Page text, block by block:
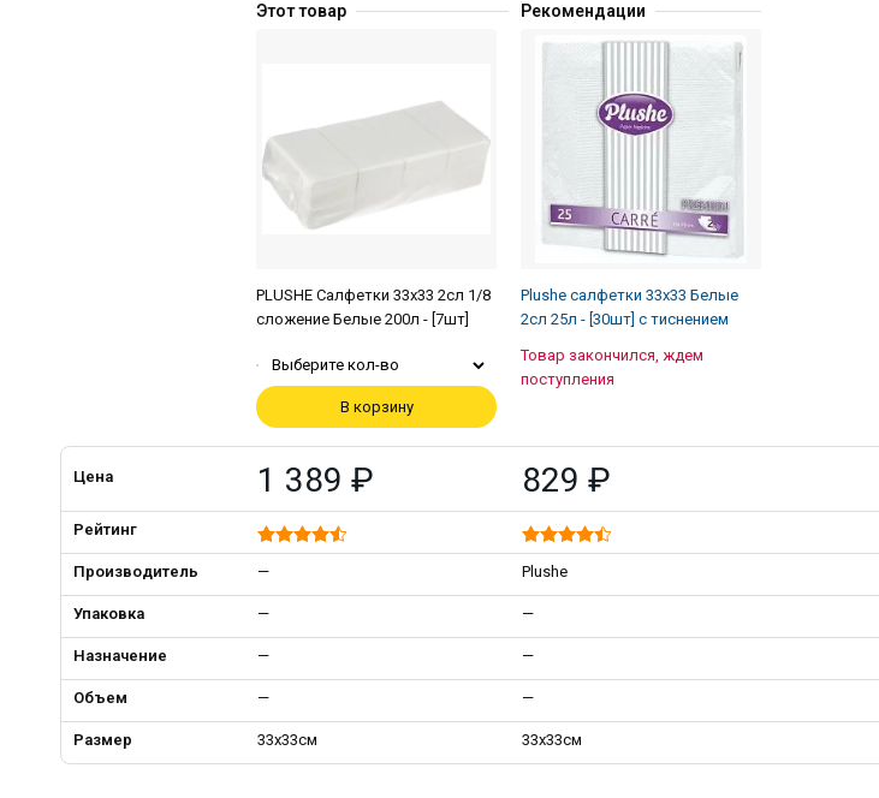
Этот товар Рекомендации
PLUSHE Салфетки 33х33 2сл 1/8
сложение Белые 200л - [7шт]
Выберите кол-во
В корзину
Plushe салфетки 33х33 Белые
2сл 25л - [30шт] с тиснением
Товар закончился, ждем
поступления
Цена 1 389 ₽ 829 ₽
Рейтинг
Производитель — Plushe
Упаковка — —
Назначение — —
Объем — —
Размер 33х33см 33х33см